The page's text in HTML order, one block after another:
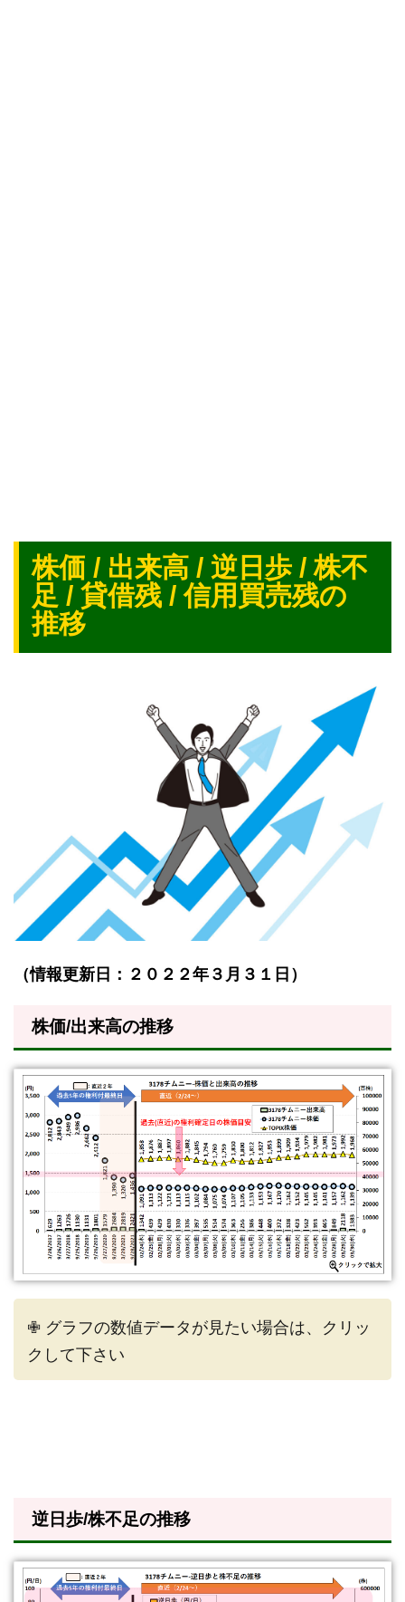
株価 / 出来高 / 逆日歩 / 株不
足 / 貸借残 / 信用買売残の
推移
（情報更新日：２０２２年３月３１日）
株価/出来高の推移
✙ グラフの数値データが見たい場合は、クリッ
クして下さい
逆日歩/株不足の推移